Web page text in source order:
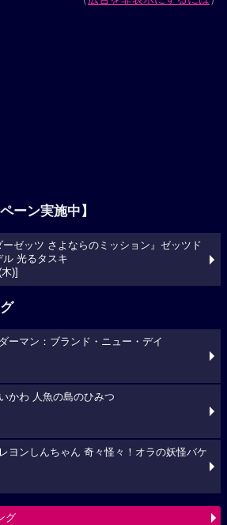
ーン実施中】
ーゼッツ さよならのミッション』ゼッツド
ル 光るタスキ
)]
ーマン：ブランド・ニュー・デイ
かわ 人魚の島のひみつ
ヨンしんちゃん 奇々怪々！オラの妖怪バケ
グ